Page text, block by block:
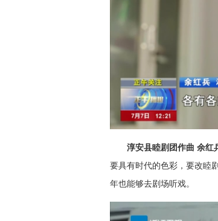
淳安县睦剧团作曲 余红
要具有时代的色彩，要改睦
年也能够去剧场听戏。